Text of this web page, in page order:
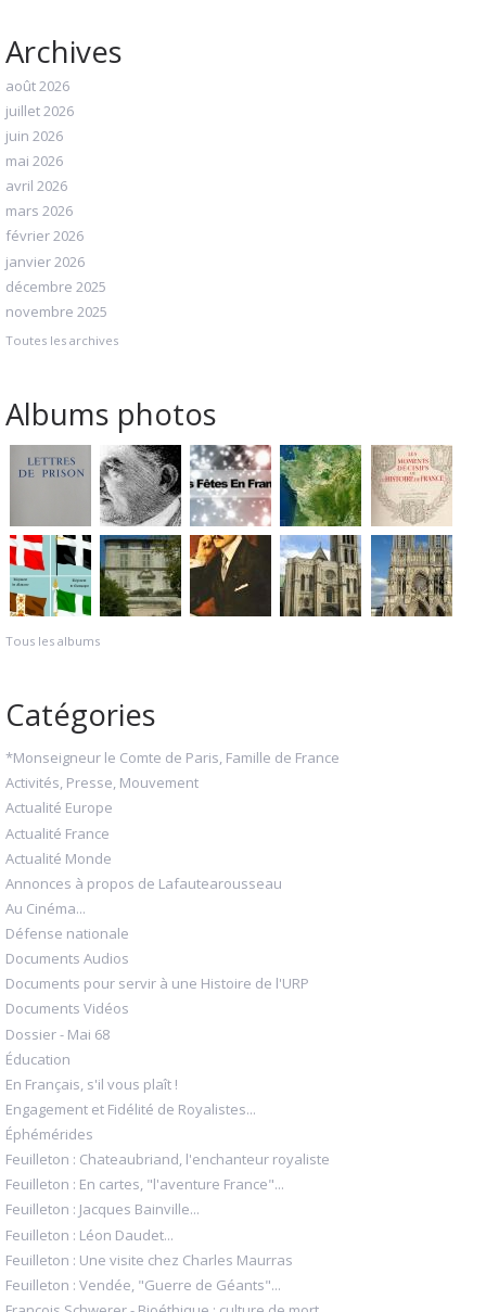
Archives
août 2026
juillet 2026
juin 2026
mai 2026
avril 2026
mars 2026
février 2026
janvier 2026
décembre 2025
novembre 2025
Toutes les archives
Albums photos
Tous les albums
Catégories
*Monseigneur le Comte de Paris, Famille de France
Activités, Presse, Mouvement
Actualité Europe
Actualité France
Actualité Monde
Annonces à propos de Lafautearousseau
Au Cinéma...
Défense nationale
Documents Audios
Documents pour servir à une Histoire de l'URP
Documents Vidéos
Dossier - Mai 68
Éducation
En Français, s'il vous plaît !
Engagement et Fidélité de Royalistes...
Éphémérides
Feuilleton : Chateaubriand, l'enchanteur royaliste
Feuilleton : En cartes, "l'aventure France"...
Feuilleton : Jacques Bainville...
Feuilleton : Léon Daudet...
Feuilleton : Une visite chez Charles Maurras
Feuilleton : Vendée, "Guerre de Géants"...